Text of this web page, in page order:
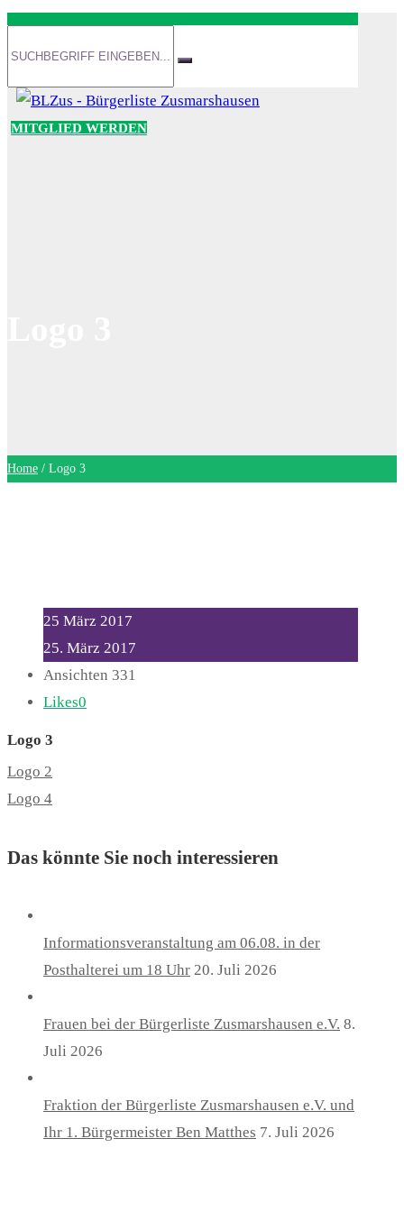
MITGLIED WERDEN
Home / Logo 3
25 März 2017
25. März 2017
Ansichten 331
Likes0
Logo 3
Logo 2
Logo 4
Das könnte Sie noch interessieren
Informationsveranstaltung am 06.08. in der
Posthalterei um 18 Uhr 20. Juli 2026
Frauen bei der Bürgerliste Zusmarshausen e.V. 8.
Juli 2026
Fraktion der Bürgerliste Zusmarshausen e.V. und
Ihr 1. Bürgermeister Ben Matthes 7. Juli 2026